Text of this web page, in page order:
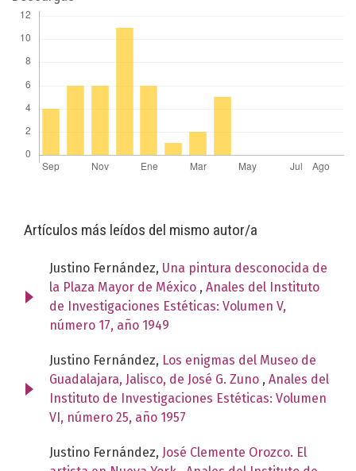
Artículos más leídos del mismo autor/a
Justino Fernández, Una pintura desconocida de
la Plaza Mayor de México , Anales del Instituto
de Investigaciones Estéticas: Volumen V,
número 17, año 1949
Justino Fernández, Los enigmas del Museo de
Guadalajara, Jalisco, de José G. Zuno , Anales del
Instituto de Investigaciones Estéticas: Volumen
VI, número 25, año 1957
Justino Fernández, José Clemente Orozco. El